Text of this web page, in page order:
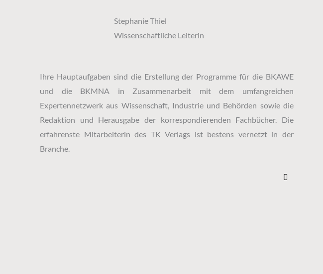
Stephanie Thiel
Wissenschaftliche Leiterin
Ihre Hauptaufgaben sind die Erstellung der Programme für die BKAWE
und die BKMNA in Zusammenarbeit mit dem umfangreichen
Expertennetzwerk aus Wissenschaft, Industrie und Behörden sowie die
Redaktion und Herausgabe der korrespondierenden Fachbücher. Die
erfahrenste Mitarbeiterin des TK Verlags ist bestens vernetzt in der
Branche.
L
i